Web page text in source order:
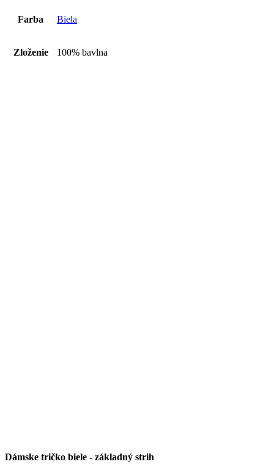
Farba Biela
Zloženie 100% bavlna
Dámske tričko biele - základný strih